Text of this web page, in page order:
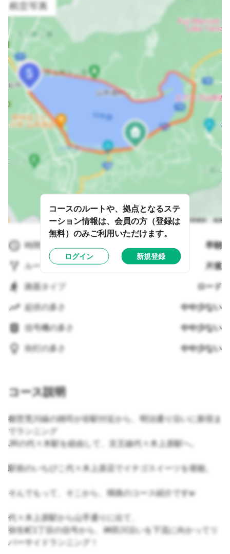
時間帯 早朝
ルートタイプ 片道
路面タイプ ロード
起伏の多さ やや少ない
信号機の多さ やや少ない
街灯の多さ やや少ない
コース説明
都営荒川線の雑司が谷駅付近から、明治通り沿いに新宿ま
でランニング
JRの代々木駅を経由して、京王線代々木上原駅へ。
駅前のいちびこ代々木上原店でイチゴスイーツを堪能。
そんでもって、そこから、帰路のコース紹介ですw
代々木上原駅から山手通りに出て、
弥生町1丁目の信号から、神田川沿いを下流に向かってリ
バーサイドランニング！
コースのルートや、拠点となるステ
ーション情報は、会員の方（登録は
無料）のみご利用いただけます。
ログイン 新規登録